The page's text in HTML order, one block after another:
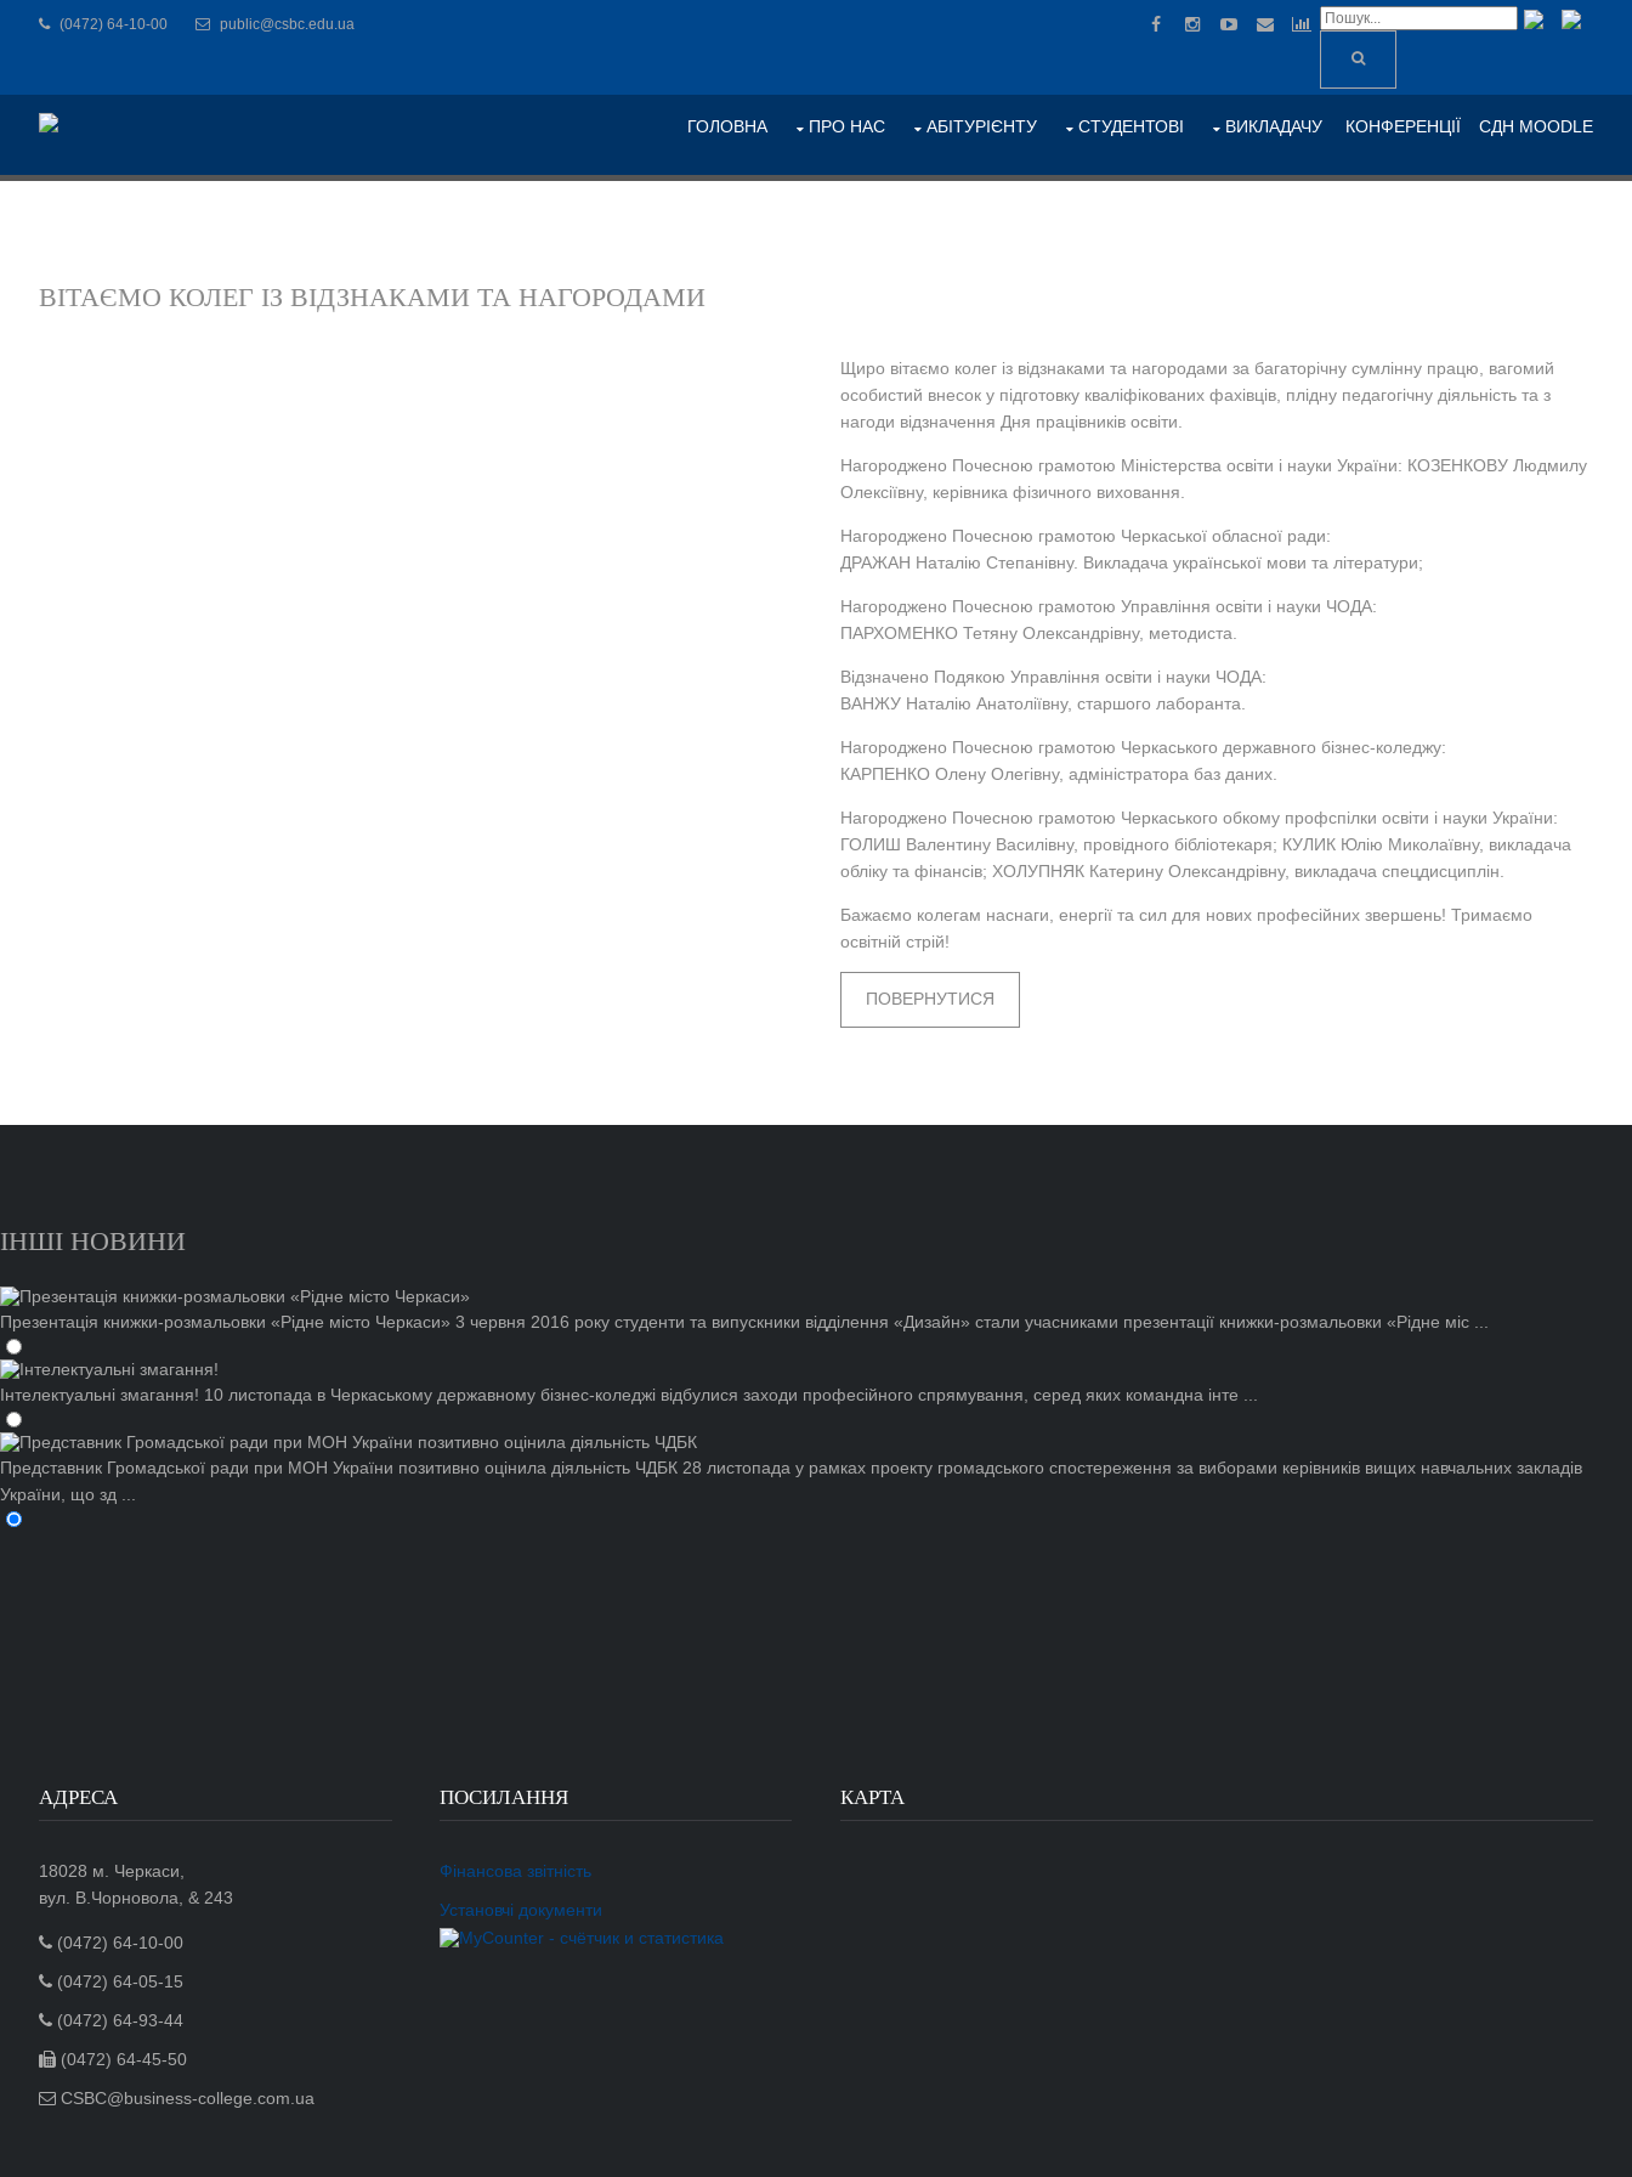
(0472) 64-10-00 public@csbc.edu.ua
ГОЛОВНА ПРО НАС АБІТУРІЄНТУ СТУДЕНТОВІ ВИКЛАДАЧУ КОНФЕРЕНЦІЇ СДН MOODLE
ВІТАЄМО КОЛЕГ ІЗ ВІДЗНАКАМИ ТА НАГОРОДАМИ
Щиро вітаємо колег із відзнаками та нагородами за багаторічну сумлінну працю, вагомий
особистий внесок у підготовку кваліфікованих фахівців, плідну педагогічну діяльність та з
нагоди відзначення Дня працівників освіти.
Нагороджено Почесною грамотою Міністерства освіти і науки України: КОЗЕНКОВУ Людмилу
Олексіївну, керівника фізичного виховання.
Нагороджено Почесною грамотою Черкаської обласної ради:
ДРАЖАН Наталію Степанівну. Викладача української мови та літератури;
Нагороджено Почесною грамотою Управління освіти і науки ЧОДА:
ПАРХОМЕНКО Тетяну Олександрівну, методиста.
Відзначено Подякою Управління освіти і науки ЧОДА:
ВАНЖУ Наталію Анатоліївну, старшого лаборанта.
Нагороджено Почесною грамотою Черкаського державного бізнес-коледжу:
КАРПЕНКО Олену Олегівну, адміністратора баз даних.
Нагороджено Почесною грамотою Черкаського обкому профспілки освіти і науки України:
ГОЛИШ Валентину Василівну, провідного бібліотекаря; КУЛИК Юлію Миколаївну, викладача
обліку та фінансів; ХОЛУПНЯК Катерину Олександрівну, викладача спецдисциплін.
Бажаємо колегам наснаги, енергії та сил для нових професійних звершень! Тримаємо
освітній стрій!
ПОВЕРНУТИСЯ
ІНШІ НОВИНИ
Презентація книжки-розмальовки «Рідне місто Черкаси» 3 червня 2016 року студенти та випускники відділення «Дизайн» стали учасниками презентації книжки-розмальовки «Рідне міс ...
Інтелектуальні змагання! 10 листопада в Черкаському державному бізнес-коледжі відбулися заходи професійного спрямування, серед яких командна інте ...
Представник Громадської ради при МОН України позитивно оцінила діяльність ЧДБК 28 листопада у рамках проекту громадського спостереження за виборами керівників вищих навчальних закладів
України, що зд ...
АДРЕСА
18028 м. Черкаси,
вул. В.Чорновола, & 243
(0472) 64-10-00
(0472) 64-05-15
(0472) 64-93-44
(0472) 64-45-50
CSBC@business-college.com.ua
ПОСИЛАННЯ
Фінансова звітність
Установчі документи
КАРТА